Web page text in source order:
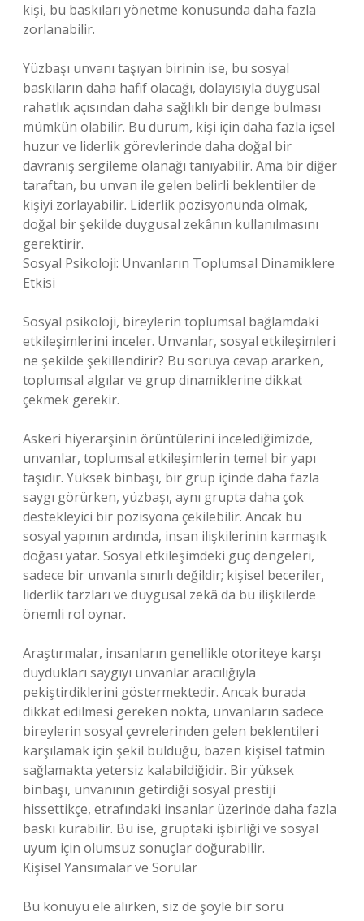
kişi, bu baskıları yönetme konusunda daha fazla
zorlanabilir.
Yüzbaşı unvanı taşıyan birinin ise, bu sosyal
baskıların daha hafif olacağı, dolayısıyla duygusal
rahatlık açısından daha sağlıklı bir denge bulması
mümkün olabilir. Bu durum, kişi için daha fazla içsel
huzur ve liderlik görevlerinde daha doğal bir
davranış sergileme olanağı tanıyabilir. Ama bir diğer
taraftan, bu unvan ile gelen belirli beklentiler de
kişiyi zorlayabilir. Liderlik pozisyonunda olmak,
doğal bir şekilde duygusal zekânın kullanılmasını
gerektirir.
Sosyal Psikoloji: Unvanların Toplumsal Dinamiklere
Etkisi
Sosyal psikoloji, bireylerin toplumsal bağlamdaki
etkileşimlerini inceler. Unvanlar, sosyal etkileşimleri
ne şekilde şekillendirir? Bu soruya cevap ararken,
toplumsal algılar ve grup dinamiklerine dikkat
çekmek gerekir.
Askeri hiyerarşinin örüntülerini incelediğimizde,
unvanlar, toplumsal etkileşimlerin temel bir yapı
taşıdır. Yüksek binbaşı, bir grup içinde daha fazla
saygı görürken, yüzbaşı, aynı grupta daha çok
destekleyici bir pozisyona çekilebilir. Ancak bu
sosyal yapının ardında, insan ilişkilerinin karmaşık
doğası yatar. Sosyal etkileşimdeki güç dengeleri,
sadece bir unvanla sınırlı değildir; kişisel beceriler,
liderlik tarzları ve duygusal zekâ da bu ilişkilerde
önemli rol oynar.
Araştırmalar, insanların genellikle otoriteye karşı
duydukları saygıyı unvanlar aracılığıyla
pekiştirdiklerini göstermektedir. Ancak burada
dikkat edilmesi gereken nokta, unvanların sadece
bireylerin sosyal çevrelerinden gelen beklentileri
karşılamak için şekil bulduğu, bazen kişisel tatmin
sağlamakta yetersiz kalabildiğidir. Bir yüksek
binbaşı, unvanının getirdiği sosyal prestiji
hissettikçe, etrafındaki insanlar üzerinde daha fazla
baskı kurabilir. Bu ise, gruptaki işbirliği ve sosyal
uyum için olumsuz sonuçlar doğurabilir.
Kişisel Yansımalar ve Sorular
Bu konuyu ele alırken, siz de şöyle bir soru